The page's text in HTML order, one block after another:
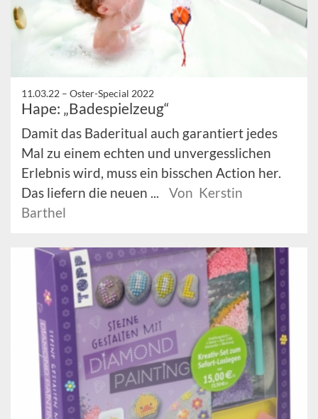
11.03.22 – Oster-Special 2022
Hape: „Badespielzeug“
Damit das Baderitual auch garantiert jedes
Mal zu einem echten und unvergesslichen
Erlebnis wird, muss ein bisschen Action her.
Das liefern die neuen ...
Von Kerstin
Barthel